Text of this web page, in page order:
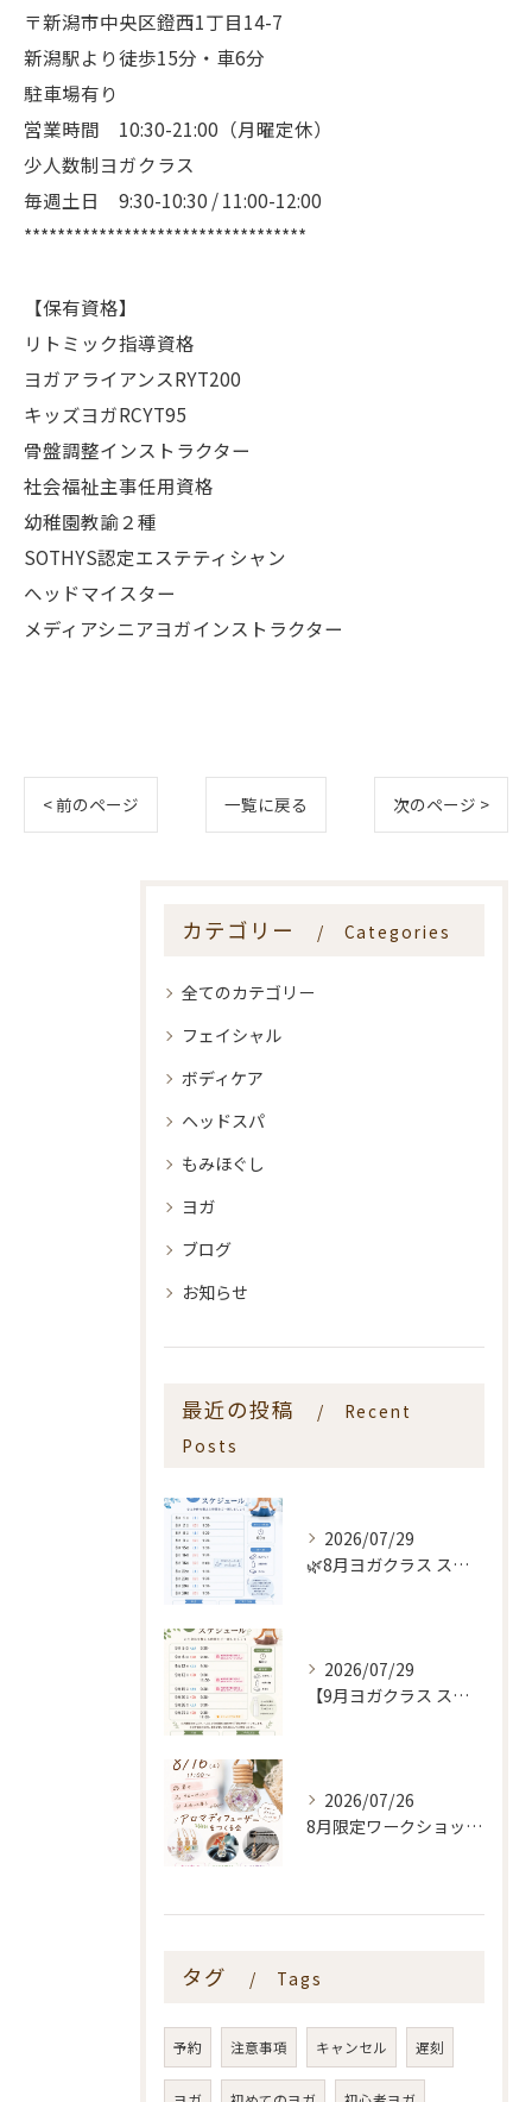
〒新潟市中央区鐙西1丁目14-7
新潟駅より徒歩15分・車6分
駐車場有り
営業時間 10:30-21:00（月曜定休）
少人数制ヨガクラス
毎週土日 9:30-10:30 / 11:00-12:00
**********************************
【保有資格】
リトミック指導資格
ヨガアライアンスRYT200
キッズヨガRCYT95
骨盤調整インストラクター
社会福祉主事任用資格
幼稚園教諭２種
SOTHYS認定エステティシャン
へッドマイスター
メディアシニアヨガインストラクター
< 前のページ 一覧に戻る 次のページ >
カテゴリー Categories
全てのカテゴリー
フェイシャル
ボディケア
ヘッドスパ
もみほぐし
ヨガ
ブログ
お知らせ
最近の投稿
Recent
Posts
2026/07/29
🌿8月ヨガクラス スケジュールのお知らせ🌿
2026/07/29
【9月ヨガクラス スケジュールのお知らせ🌿】
2026/07/26
8月限定ワークショップ🌿🫧
タグ Tags
予約 注意事項 キャンセル 遅刻